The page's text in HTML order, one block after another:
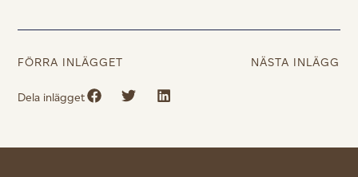
FÖRRA INLÄGGET NÄSTA INLÄGG
Dela inlägget